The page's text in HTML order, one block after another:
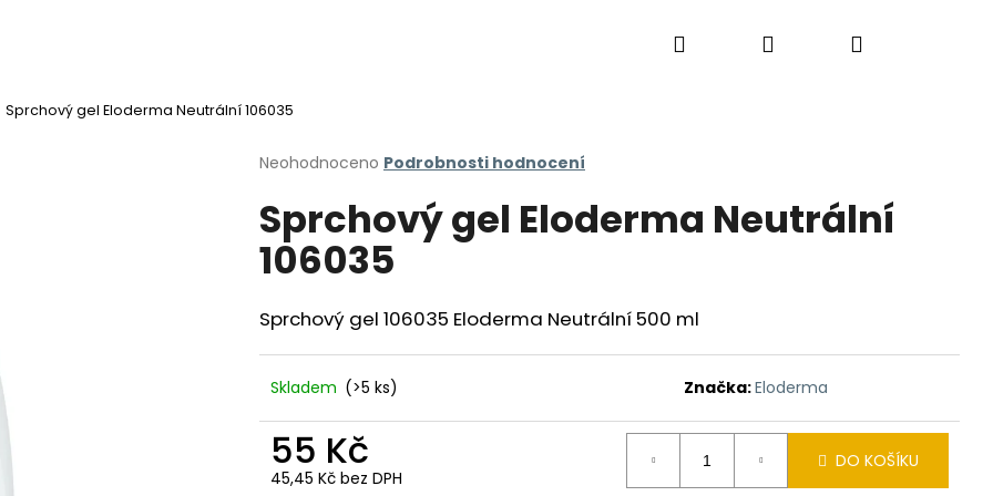
Hledat PřihlášeníNákupní
Sprchový gel Eloderma Neutrální 106035
Průměrné
produktu
je
0,0
hvězdiček.
Neohodnoceno Podrobnosti hodnocení
Sprchový gel Eloderma Neutrální
106035
Sprchový gel 106035 Eloderma Neutrální 500 ml
Skladem (>5 ks) Značka:Eloderma
55 Kč
45,45 Kč bez DPH
DO KOŠÍKU
Co potřebujete najít?
HLEDAT